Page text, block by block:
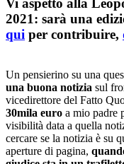
Vi aspetto alla
2021: sarà una
qui per contribuire,
Un pensierino su una
una buona notizia sul
vicedirettore del Fatto
30mila euro a mio padre
visibilità data a quella
cercare se la notizia è su
aperture di pagina,